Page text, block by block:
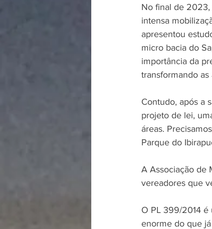
No final de 2023,
intensa
apresentou
micro bacia do
importância da
transformando
Contudo, após a
projeto de lei,
áreas.
Parque do
A Associação de
vereadores que
O PL 399/2014 é
enorme do que